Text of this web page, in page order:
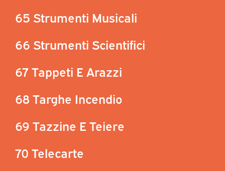
65 Strumenti Musicali
66 Strumenti Scientifici
67 Tappeti E Arazzi
68 Targhe Incendio
69 Tazzine E Teiere
70 Telecarte